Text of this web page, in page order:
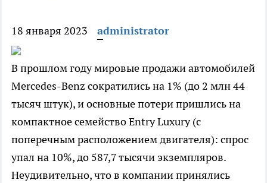
18 января 2023 administrator
В прошлом году мировые продажи автомобилей
Mercedes-Benz сократились на 1% (до 2 млн 44
тысяч штук), и основные потери пришлись на
компактное семейство Entry Luxury (с
поперечным расположением двигателя): спрос
упал на 10%, до 587,7 тысячи экземпляров.
Неудивительно, что в компании принялись